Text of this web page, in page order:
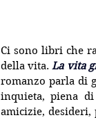
Ci sono libri che
della vita. La vita
romanzo parla di
inquieta, piena
amicizie, desideri,